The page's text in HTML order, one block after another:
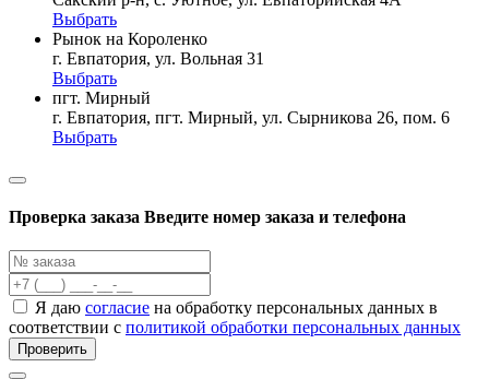
Выбрать
Рынок на Короленко
г. Евпатория, ул. Вольная 31
Выбрать
пгт. Мирный
г. Евпатория, пгт. Мирный, ул. Сырникова 26, пом. 6
Выбрать
Проверка заказа Введите номер заказа и телефона
Я даю согласие на обработку персональных данных в
соответствии с политикой обработки персональных данных
Проверить